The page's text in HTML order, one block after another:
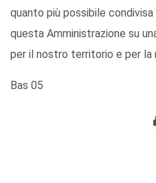
quanto più possibile
questa Amministrazione su
per il nostro territorio e per la
Bas 05